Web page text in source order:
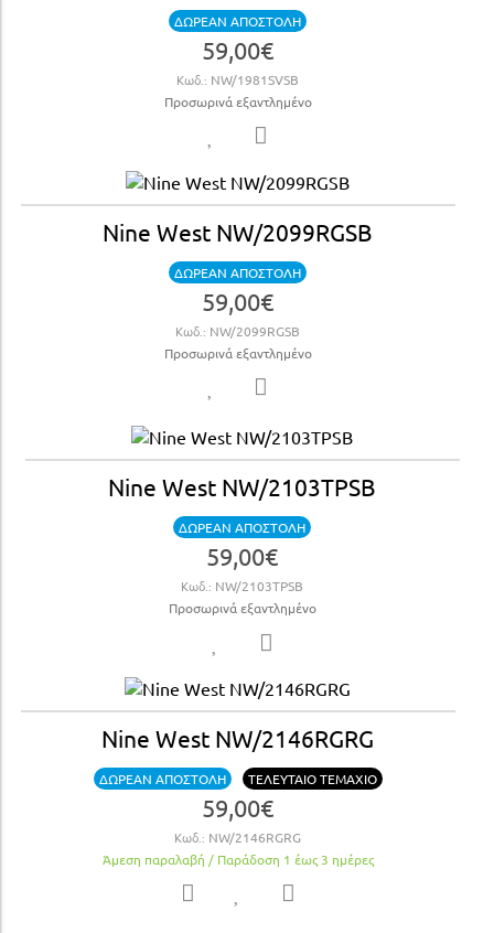
ΔΩΡΕΑΝ ΑΠΟΣΤΟΛΗ
59,00€
Κωδ.: NW/1981SVSB
Προσωρινά εξαντλημένο
Nine West NW/2099RGSB
ΔΩΡΕΑΝ ΑΠΟΣΤΟΛΗ
59,00€
Κωδ.: NW/2099RGSB
Προσωρινά εξαντλημένο
Nine West NW/2103TPSB
ΔΩΡΕΑΝ ΑΠΟΣΤΟΛΗ
59,00€
Κωδ.: NW/2103TPSB
Προσωρινά εξαντλημένο
Nine West NW/2146RGRG
ΔΩΡΕΑΝ ΑΠΟΣΤΟΛΗ ΤΕΛΕΥΤΑΙΟ ΤΕΜΑΧΙΟ
59,00€
Κωδ.: NW/2146RGRG
Άμεση παραλαβή / Παράδoση 1 έως 3 ημέρες